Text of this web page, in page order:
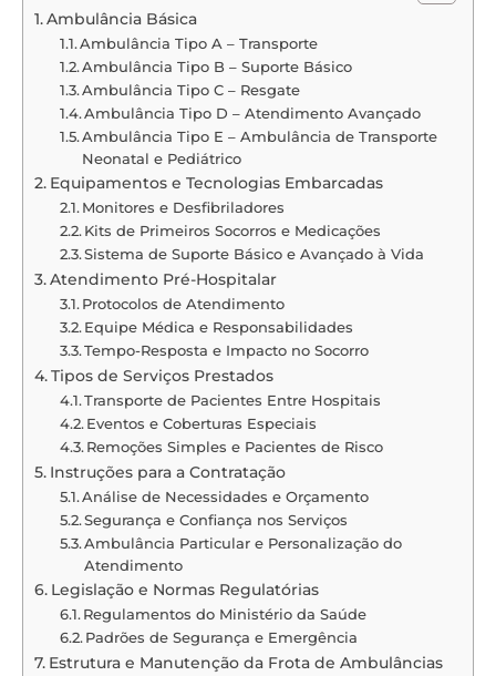
Ambulância Básica
Ambulância Tipo A – Transporte
Ambulância Tipo B – Suporte Básico
Ambulância Tipo C – Resgate
Ambulância Tipo D – Atendimento Avançado
Ambulância Tipo E – Ambulância de Transporte
Neonatal e Pediátrico
Equipamentos e Tecnologias Embarcadas
Monitores e Desfibriladores
Kits de Primeiros Socorros e Medicações
Sistema de Suporte Básico e Avançado à Vida
Atendimento Pré-Hospitalar
Protocolos de Atendimento
Equipe Médica e Responsabilidades
Tempo-Resposta e Impacto no Socorro
Tipos de Serviços Prestados
Transporte de Pacientes Entre Hospitais
Eventos e Coberturas Especiais
Remoções Simples e Pacientes de Risco
Instruções para a Contratação
Análise de Necessidades e Orçamento
Segurança e Confiança nos Serviços
Ambulância Particular e Personalização do
Atendimento
Legislação e Normas Regulatórias
Regulamentos do Ministério da Saúde
Padrões de Segurança e Emergência
Estrutura e Manutenção da Frota de Ambulâncias